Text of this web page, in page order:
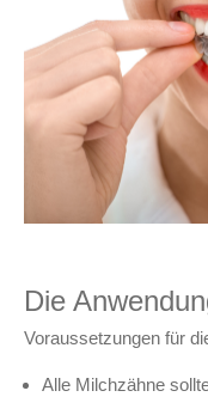
Die
Voraussetzungen für
Alle Milchzähne